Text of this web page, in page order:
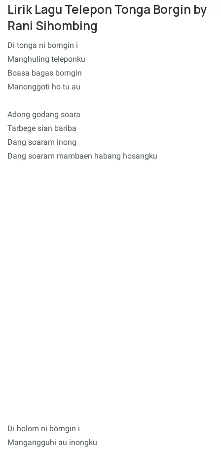
Lirik Lagu Telepon Tonga Borgin by
Rani Sihombing
Di tonga ni borngin i
Manghuling teleponku
Boasa bagas borngin
Manonggoti ho tu au
Adong godang soara
Tarbege sian bariba
Dang soaram inong
Dang soaram mambaen habang hosangku
Di holom ni borngin i
Mangangguhi au inongku